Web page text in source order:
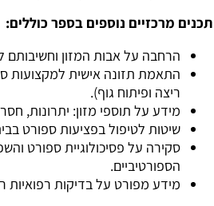
תכנים מרכזיים נוספים בספר כוללים:
הרחבה על אבות המזון וחשיבותם
התאמת תזונה אישית למקצועות
ריצה ופיתוח גוף).
מידע על תוספי מזון: יתרונות,
שיטות לטיפול בפציעות ספורט
סקירה על פסיכולוגיית ספורט
הספורטיביים.
מידע מפורט על בדיקות רפואיות